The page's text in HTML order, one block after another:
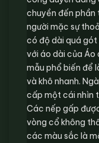
chuyền đến phần
người mặc sự
có độ dài quá
với áo dài của Áo
mẫu phổ biến để
và khô nhanh.
cấp một cái nhìn
Các nếp gấp
vòng cổ không
các màu sắc là